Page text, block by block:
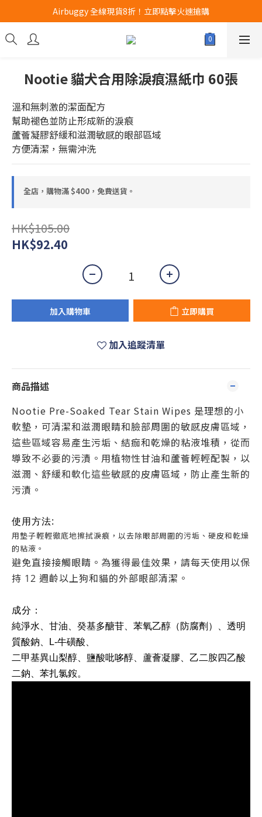
Airbuggy 全線現貨8折！立即點擊火速搶購
Airbuggy 全線現貨8折！立即點擊火速搶購
CURLI瑞士狗帶全款式3折！立即按下搶購
Airbuggy 全線現貨8折！立即點擊火速搶購
Nootie 貓犬合用除淚痕濕紙巾 60張
溫和無刺激的潔面配方
幫助褪色並防止形成新的淚痕
蘆薈凝膠舒緩和滋潤敏感的眼部區域
方便清潔，無需沖洗
全店，購物滿 $400，免費送貨。
HK$105.00
HK$92.40
加入購物車 立即購買
加入追蹤清單
商品描述
Nootie Pre-Soaked Tear Stain Wipes 是理想的小
軟墊，可清潔和滋潤眼睛和臉部周圍的敏感皮膚區域，
這些區域容易產生污垢、結痂和乾燥的粘液堆積，從而
導致不必要的污漬。用植物性甘油和蘆薈輕輕配製，以
滋潤、舒緩和軟化這些敏感的皮膚區域，防止產生新的
污漬。
使用方法:
用墊子輕輕徹底地擦拭淚痕，以去除眼部周圍的污垢、硬皮和乾燥
的粘液。
避免直接接觸眼睛。為獲得最佳效果，請每天使用以保
持 12 週齡以上狗和貓的外部眼部清潔。
成分：
純淨水、甘油、癸基多醣苷、苯氧乙醇（防腐劑）、透明
質酸鈉、L-牛磺酸、
二甲基異山梨醇、鹽酸吡哆醇、蘆薈凝膠、乙二胺四乙酸
二鈉、苯扎氯銨。